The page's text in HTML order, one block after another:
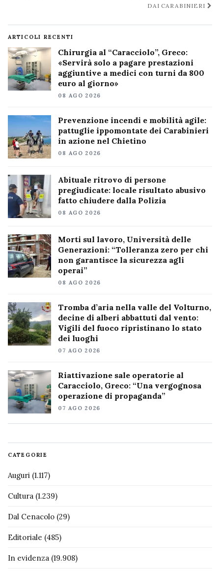
DAI CARABINIERI
ARTICOLI RECENTI
Chirurgia al “Caracciolo”, Greco:
«Servirà solo a pagare prestazioni
aggiuntive a medici con turni da 800
euro al giorno»
08 AGO 2026
Prevenzione incendi e mobilità agile:
pattuglie ippomontate dei Carabinieri
in azione nel Chietino
08 AGO 2026
Abituale ritrovo di persone
pregiudicate: locale risultato abusivo
fatto chiudere dalla Polizia
08 AGO 2026
Morti sul lavoro, Università delle
Generazioni: “Tolleranza zero per chi
non garantisce la sicurezza agli
operai”
08 AGO 2026
Tromba d’aria nella valle del Volturno,
decine di alberi abbattuti dal vento:
Vigili del fuoco ripristinano lo stato
dei luoghi
07 AGO 2026
Riattivazione sale operatorie al
Caracciolo, Greco: “Una vergognosa
operazione di propaganda”
07 AGO 2026
CATEGORIE
Auguri (1.117)
Cultura (1.239)
Dal Cenacolo (29)
Editoriale (485)
In evidenza (19.908)